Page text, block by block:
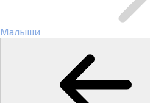
Малыши